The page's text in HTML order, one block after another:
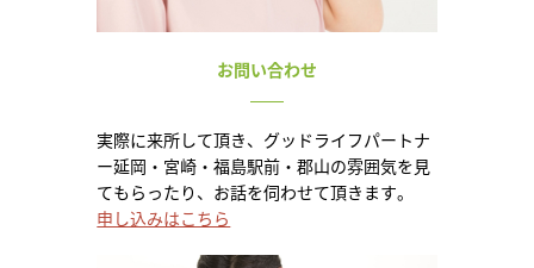
お問い合わせ
実際に来所して頂き、グッドライフパートナ
ー延岡・宮崎・福島駅前・郡山の雰囲気を見
てもらったり、お話を伺わせて頂きます。
申し込みはこちら